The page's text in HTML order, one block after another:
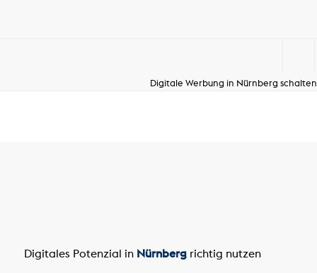
Digitale Werbung in Nürnberg schalten
Digitales Potenzial in Nürnbergrichtig nutzen